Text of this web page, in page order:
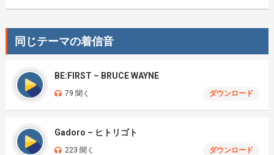
同じテーマの着信音
BE:FIRST – BRUCE WAYNE
79 聞く ダウンロード
Gadoro – ヒトリゴト
223 聞く ダウンロード